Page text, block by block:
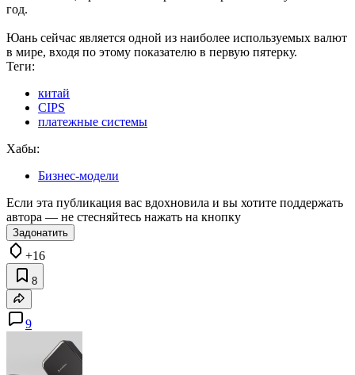
год.
Юань сейчас является одной из наиболее используемых валют
в мире, входя по этому показателю в первую пятерку.
Теги:
китай
CIPS
платежные системы
Хабы:
Бизнес-модели
Если эта публикация вас вдохновила и вы хотите поддержать
автора — не стесняйтесь нажать на кнопку
Задонатить
+16
8
9